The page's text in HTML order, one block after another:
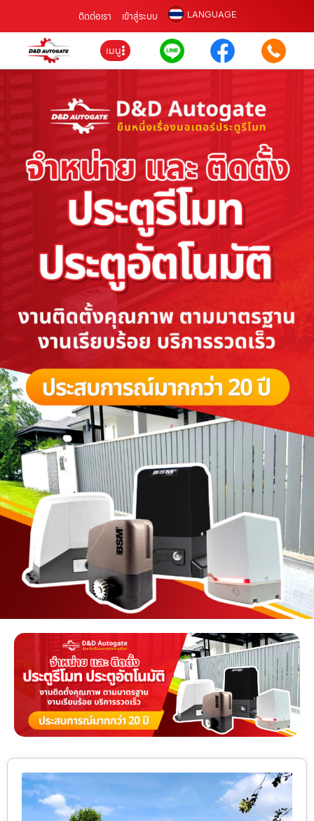
ติดต่อเรา เข้าสู่ระบบ LANGUAGE
เมนู